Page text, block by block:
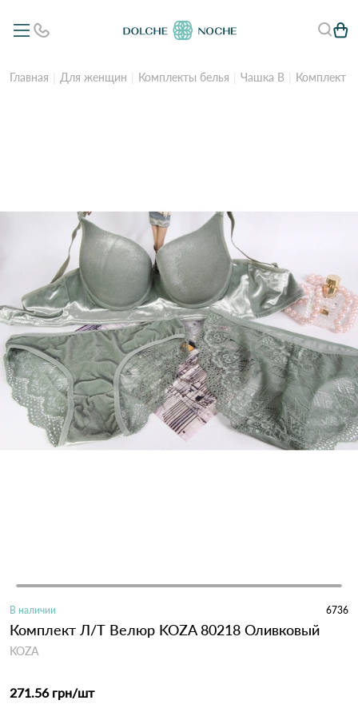
Главная Для женщин Комплекты белья Чашка B Комплект
В наличии 6736
Комплект Л/Т Велюр KOZA 80218 Оливковый
KOZA
271.56 грн/шт